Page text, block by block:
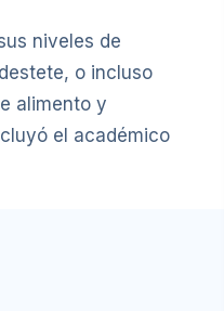
niveles de
o incluso
alimento y
el académico